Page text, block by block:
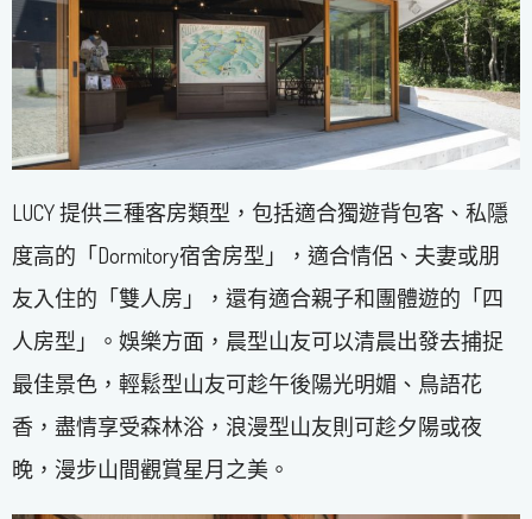
LUCY 提供三種客房類型，包括適合獨遊背包客、私隱
度高的「Dormitory宿舍房型」，適合情侶、夫妻或朋
友入住的「雙人房」，還有適合親子和團體遊的「四
人房型」。娛樂方面，晨型山友可以清晨出發去捕捉
最佳景色，輕鬆型山友可趁午後陽光明媚、鳥語花
香，盡情享受森林浴，浪漫型山友則可趁夕陽或夜
晚，漫步山間觀賞星月之美。